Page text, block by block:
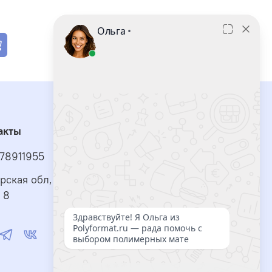
обл, г Тольятти, ул Автостроителей, д.2,
8